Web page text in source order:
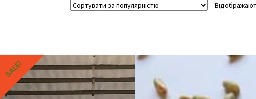
SALE!